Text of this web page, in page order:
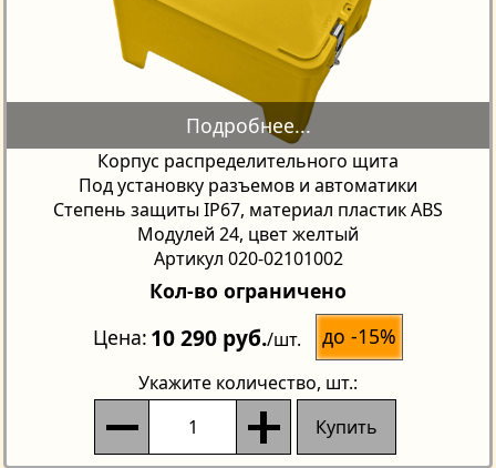
Корпус распределительного щита
Под установку разъемов и автоматики
Степень защиты IP67, материал пластик ABS
Модулей 24, цвет желтый
Артикул 020-02101002
Кол-во ограничено
Цена 10 290 руб./шт. до -15%
Укажите количество, шт.:
Купить